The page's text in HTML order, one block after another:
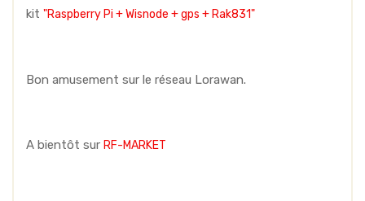
kit "Raspberry Pi + Wisnode + gps + Rak831"
Bon amusement sur le réseau Lorawan.
A bientôt sur RF-MARKET